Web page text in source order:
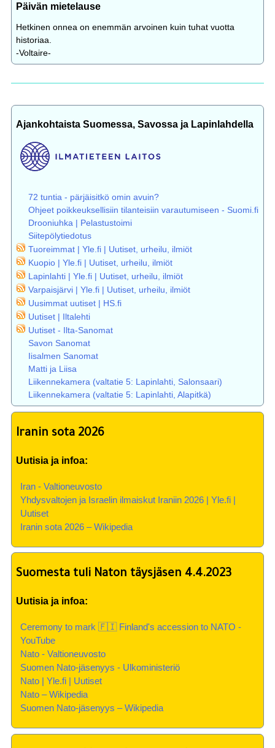
Päivän mietelause
Hetkinen onnea on enemmän arvoinen kuin tuhat vuotta
historiaa.
-Voltaire-
Ajankohtaista Suomessa, Savossa ja Lapinlahdella
72 tuntia - pärjäisitkö omin avuin?
Ohjeet poikkeuksellisiin tilanteisiin varautumiseen - Suomi.fi
Drooniuhka | Pelastustoimi
Siitepölytiedotus
Tuoreimmat | Yle.fi | Uutiset, urheilu, ilmiöt
Kuopio | Yle.fi | Uutiset, urheilu, ilmiöt
Lapinlahti | Yle.fi | Uutiset, urheilu, ilmiöt
Varpaisjärvi | Yle.fi | Uutiset, urheilu, ilmiöt
Uusimmat uutiset | HS.fi
Uutiset | Iltalehti
Uutiset - Ilta-Sanomat
Savon Sanomat
Iisalmen Sanomat
Matti ja Liisa
Liikennekamera (valtatie 5: Lapinlahti, Salonsaari)
Liikennekamera (valtatie 5: Lapinlahti, Alapitkä)
Iranin sota 2026
Uutisia ja infoa:
Iran - Valtioneuvosto
Yhdysvaltojen ja Israelin ilmaiskut Iraniin 2026 | Yle.fi |
Uutiset
Iranin sota 2026 – Wikipedia
Suomesta tuli Naton täysjäsen 4.4.2023
Uutisia ja infoa:
Ceremony to mark 🇫🇮 Finland's accession to NATO -
YouTube
Nato - Valtioneuvosto
Suomen Nato-jäsenyys - Ulkoministeriö
Nato | Yle.fi | Uutiset
Nato – Wikipedia
Suomen Nato-jäsenyys – Wikipedia